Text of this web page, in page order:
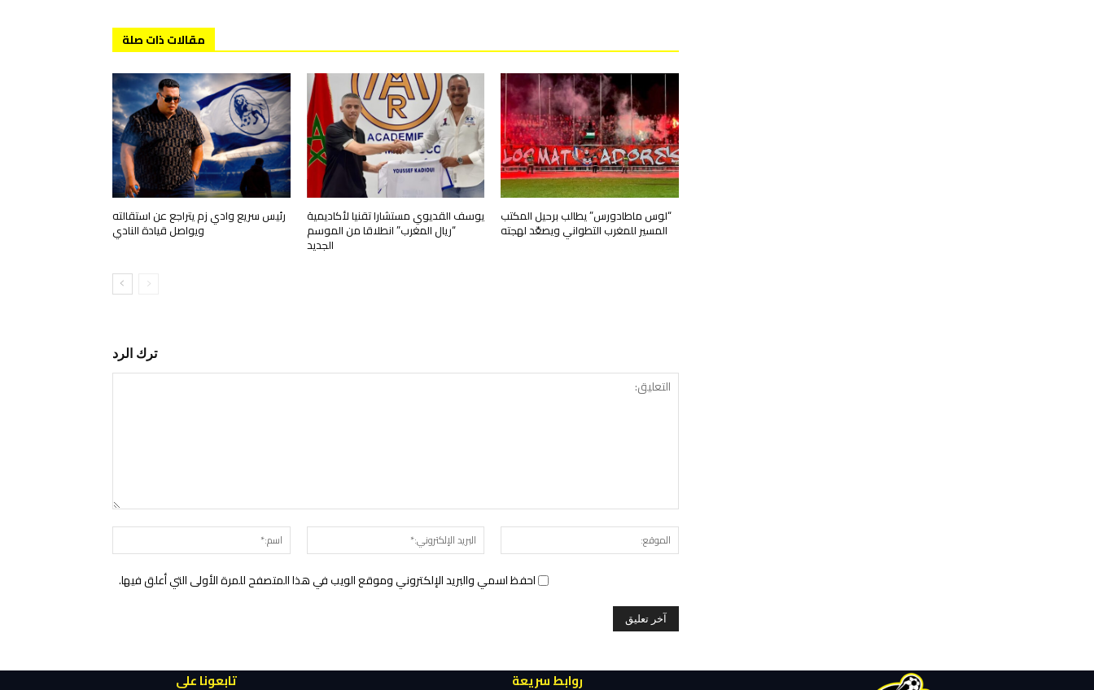
مقالات ذات صلة
“لوس ماطادورس” يطالب برحيل المكتب
المسير للمغرب التطواني ويصعّد لهجته
يوسف القديوي مستشارا تقنيا لأكاديمية
“ريال المغرب” انطلاقا من الموسم
الجديد
رئيس سريع وادي زم يتراجع عن استقالته
ويواصل قيادة النادي
ترك الرد
التعليق:
اسم:*
البريد
الإلكتروني:*
الموقع:
احفظ اسمي والبريد الإلكتروني وموقع الويب في هذا المتصفح للمرة الأولى التي أعلق فيها.
تابعونا على روابط سريعة